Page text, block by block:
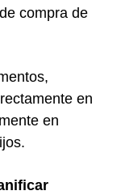
compra de
en
en